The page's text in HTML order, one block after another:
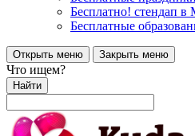
Бесплатно! стендап в
Бесплатные
Открыть меню Закрыть меню
Что ищем?
Найти